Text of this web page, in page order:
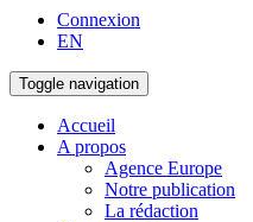
Connexion
EN
Toggle navigation
Accueil
A propos
Agence Europe
Notre publication
La rédaction